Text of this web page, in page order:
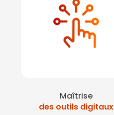
Maîtrise
des outils digitaux